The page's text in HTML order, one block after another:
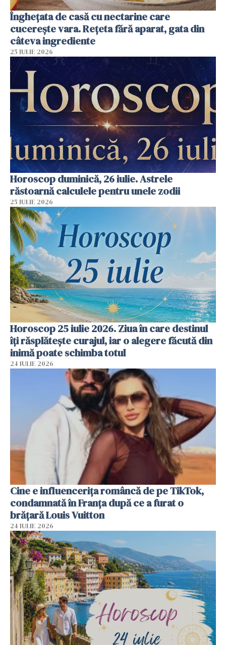
Înghețata de casă cu nectarine care
cucerește vara. Rețeta fără aparat, gata din
câteva ingrediente
25 IULIE 2026
Horoscop duminică, 26 iulie. Astrele
răstoarnă calculele pentru unele zodii
25 IULIE 2026
Horoscop 25 iulie 2026. Ziua în care destinul
îți răsplătește curajul, iar o alegere făcută din
inimă poate schimba totul
24 IULIE 2026
Cine e influencerița româncă de pe TikTok,
condamnată în Franța după ce a furat o
brățară Louis Vuitton
24 IULIE 2026